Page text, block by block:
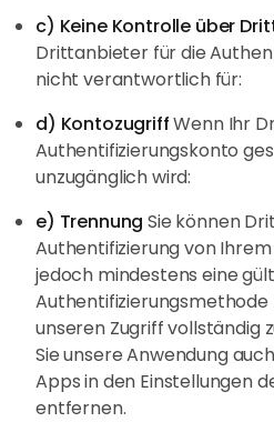
c) Keine Kontrolle über
Drittanbieter für die
nicht verantwortlich für:
d) KontozugriffWenn Ihr
Authentifizierungskonto
unzugänglich wird:
e) Trennung Sie können
Authentifizierung von
jedoch mindestens eine
unseren Zugriff vollständig
Sie unsere Anwendung
Apps in den Einstellungen
entfernen.